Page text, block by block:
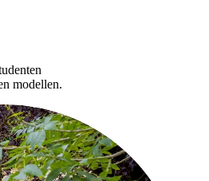
modellen.